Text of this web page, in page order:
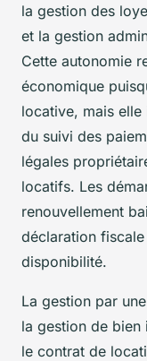
la gestion des
et la gestion
Cette autonomie
économique
locative, mais
du suivi des
légales
locatifs. Les
renouvellement
déclaration
disponibilité.
La gestion par
la gestion de bien
le contrat de